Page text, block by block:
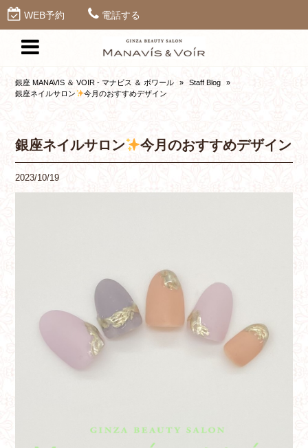
WEB予約 電話する
銀座 MANAVIS ＆ VOIR - マナビス ＆ ボワール » Staff Blog
»
銀座ネイルサロン
今月のおすすめデザイン
銀座ネイルサロン 今月のおすすめデザイン
2023/10/19